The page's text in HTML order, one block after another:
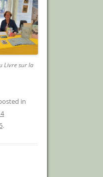
Livre sur la
in
.